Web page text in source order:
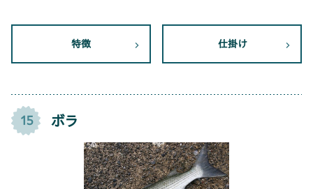
特徴 仕掛け
15 ボラ